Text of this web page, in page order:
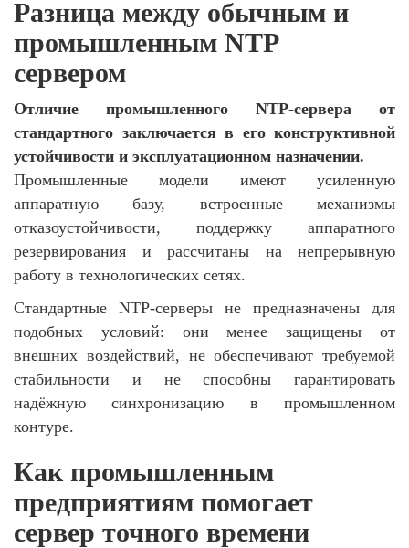
Разница между обычным и
промышленным NTP
сервером
Отличие промышленного NTP-сервера от
стандартного заключается в его конструктивной
устойчивости и эксплуатационном назначении.
Промышленные модели имеют усиленную
аппаратную базу, встроенные механизмы
отказоустойчивости, поддержку аппаратного
резервирования и рассчитаны на непрерывную
работу в технологических сетях.
Стандартные NTP-серверы не предназначены для
подобных условий: они менее защищены от
внешних воздействий, не обеспечивают требуемой
стабильности и не способны гарантировать
надёжную синхронизацию в промышленном
контуре.
Как промышленным
предприятиям помогает
сервер точного времени